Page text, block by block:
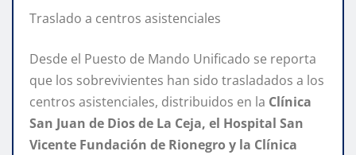
Traslado a centros asistenciales
Desde el Puesto de Mando Unificado se reporta
que los sobrevivientes han sido trasladados a los
centros asistenciales, distribuidos en la Clínica
San Juan de Dios de La Ceja, el Hospital San
Vicente Fundación de Rionegro y la Clínica